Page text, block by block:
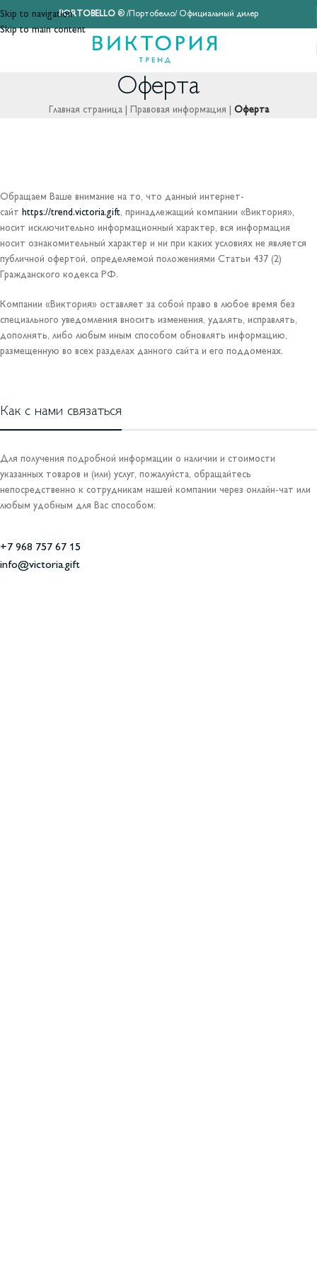
Skip to navigation
Skip to main content
PORTOBELLO® /Портобелло/ Официальный дилер
Оферта
Главная страница| Правовая информация Оферта
Обращаем Ваше внимание на то, что данный интернет-
сайт https://trend.victoria.gift, принадлежащий компании «Виктория»,
носит исключительно информационный характер, вся информация
носит ознакомительный характер и ни при каких условиях не является
публичной офертой, определяемой положениями Статьи 437 (2)
Гражданского кодекса РФ.
Компании «Виктория» оставляет за собой право в любое время без
специального уведомления вносить изменения, удалять, исправлять,
дополнять, либо любым иным способом обновлять информацию,
размещенную во всех разделах данного сайта и его поддоменах.
Как с нами связаться
Для получения подробной информации о наличии и стоимости
указанных товаров и (или) услуг, пожалуйста, обращайтесь
непосредственно к сотрудникам нашей компании через онлайн-чат или
любым удобным для Вас способом:
+7 968 757 67 15
info@victoria.gift